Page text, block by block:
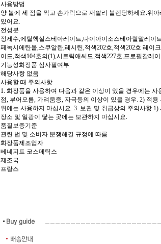
사용방법
양 볼에 세 점을 찍고 손가락으로 재빨리 블렌딩하세요.위
있어요.
전성분
정제수,에틸헥실스테아레이트,다이아이소스테아릴말레
페녹시에탄올,스쿠알란,레시틴,적색202호,적색202호 레이
이드,적색104호의(1),시트릭애씨드,적색227호,프로필갈레
기능성화장품 심사필여부
해당사항 없음
사용할 때 주의사항
1. 화장품을 사용하여 다음과 같은 이상이 있을 경우에는
점, 부어오름, 가려움증, 자극등의 이상이 있을 경우. 2) 적
위에는 사용하지 마십시요. 3. 보관 및 취급상의 주의사항
장소 및 일광이 닿는 곳에는 보관하지 마십시요.
품질보증기준
관련 법 및 소비자 분쟁해결 규정에 따름
화장품제조업자
베네피트 코스메틱스
제조국
프랑스